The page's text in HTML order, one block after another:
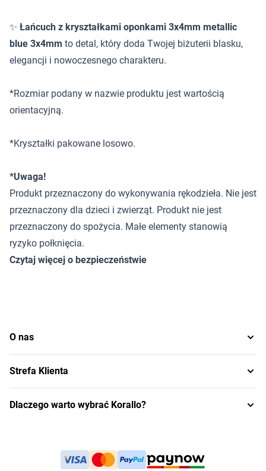
✨ Łańcuch z kryształkami oponkami 3x4mm metallic
blue 3x4mm to detal, który doda Twojej biżuterii blasku,
elegancji i nowoczesnego charakteru.
*Rozmiar podany w nazwie produktu jest wartością
orientacyjną.
*Kryształki pakowane losowo.
*Uwaga!
Produkt przeznaczony do wykonywania rękodzieła. Nie jest
przeznaczony dla dzieci i zwierząt. Produkt nie jest
przeznaczony do spożycia. Małe elementy stanowią
ryzyko połknięcia.
Czytaj więcej o bezpieczeństwie
O nas
Strefa Klienta
Dlaczego warto wybrać Korallo?